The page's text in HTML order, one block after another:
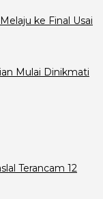
ke Final Usai
Mulai Dinikmati
Terancam 12